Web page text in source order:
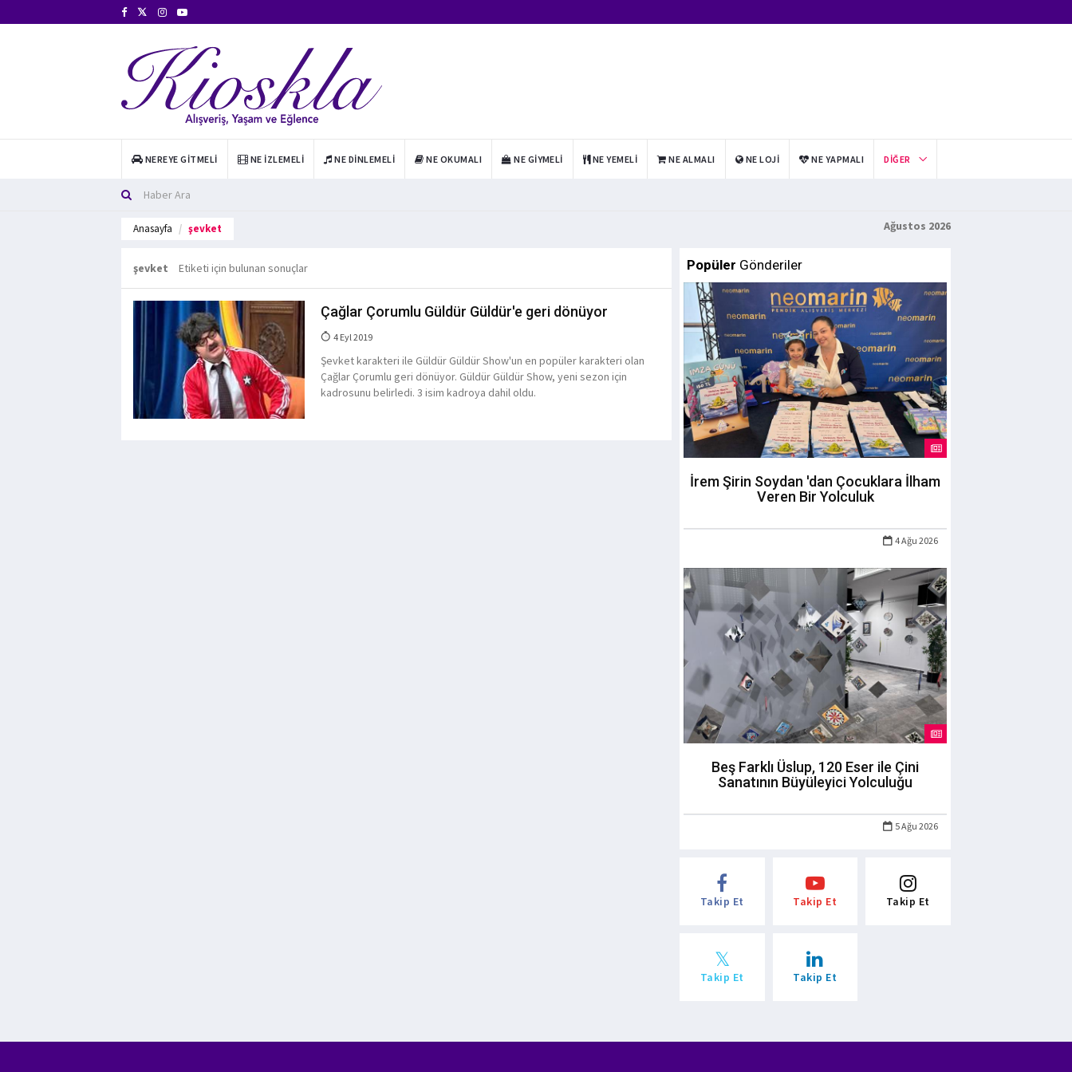
NEREYE GITMELI NE İZLEMELI NE DINLEMELI NE OKUMALI NE GIYMELI NE YEMELI NE ALMALI NE LOJI NE YAPMALI DIĞER
Anasayfa şevket Ağustos 2026
şevket Etiketi için bulunan sonuçlar
Çağlar Çorumlu Güldür Güldür'e geri dönüyor
4 Eyl 2019
Şevket karakteri ile Güldür Güldür Show'un en popüler karakteri olan
Çağlar Çorumlu geri dönüyor. Güldür Güldür Show, yeni sezon için
kadrosunu belirledi. 3 isim kadroya dahil oldu.
Popüler Gönderiler
İrem Şirin Soydan 'dan Çocuklara İlham
Veren Bir Yolculuk
4 Ağu 2026
Beş Farklı Üslup, 120 Eser ile Çini
Sanatının Büyüleyici Yolculuğu
5 Ağu 2026
Takip Et Takip Et Takip Et
Takip Et Takip Et